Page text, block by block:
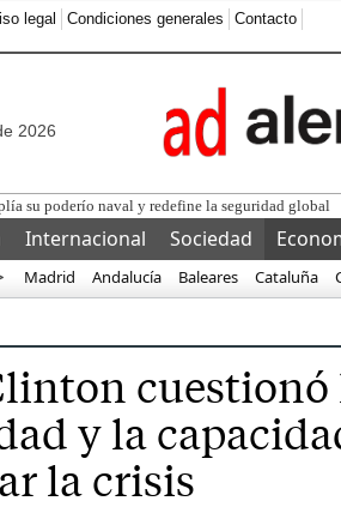
legal Condiciones generales Contacto
2026
su poderío naval y redefine la seguridad global
Internacional Sociedad
Madrid Andalucía Baleares Cataluña
cuestionó
y la
la crisis